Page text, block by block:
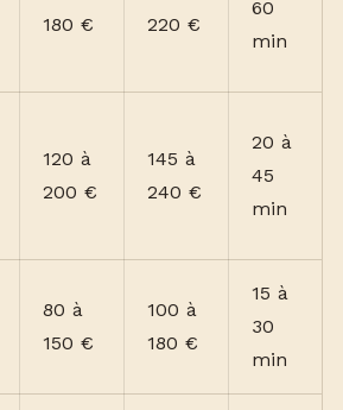
180 €
220 €
60
min
120 à
200 €
145 à
240 €
20 à
45
min
80 à
150 €
100 à
180 €
15 à
30
min